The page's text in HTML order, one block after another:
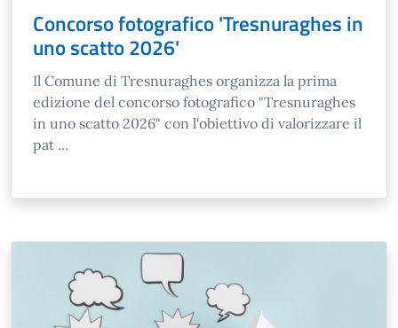
Concorso fotografico 'Tresnuraghes in
uno scatto 2026'
Il Comune di Tresnuraghes organizza la prima
edizione del concorso fotografico "Tresnuraghes
in uno scatto 2026" con l'obiettivo di valorizzare il
pat ...